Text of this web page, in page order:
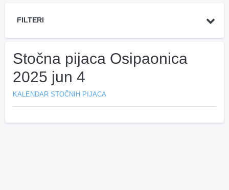
FILTERI
Stočna pijaca Osipaonica
2025 jun 4
KALENDAR STOČNIH PIJACA